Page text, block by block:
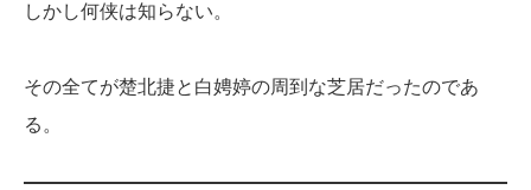
しかし何侠は知らない。
その全てが楚北捷と白娉婷の周到な芝居だったのであ
る。